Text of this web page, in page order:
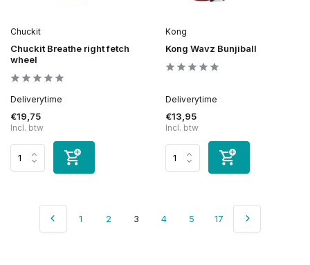
Chuckit
Chuckit Breathe right fetch
wheel
Deliverytime
€19,75
Incl. btw
Kong
Kong Wavz Bunjiball
Deliverytime
€13,95
Incl. btw
1 2 3 4 5 17